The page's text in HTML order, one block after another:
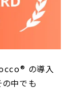
の導入
中でも